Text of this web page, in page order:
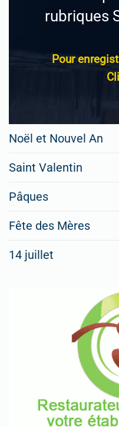
rubriques
Pour
Noël et Nouvel An
Saint Valentin
Pâques
Fête des Mères
14 juillet